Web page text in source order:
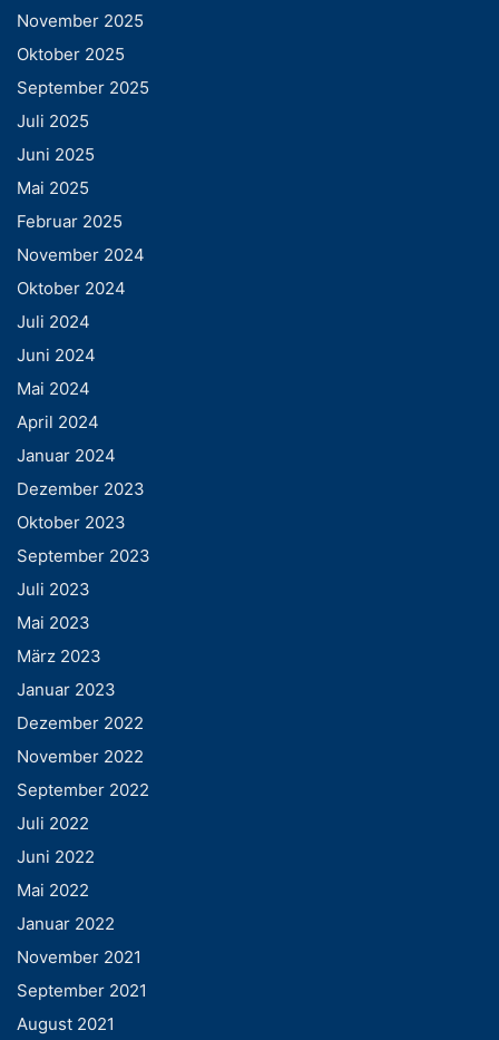
November 2025
Oktober 2025
September 2025
Juli 2025
Juni 2025
Mai 2025
Februar 2025
November 2024
Oktober 2024
Juli 2024
Juni 2024
Mai 2024
April 2024
Januar 2024
Dezember 2023
Oktober 2023
September 2023
Juli 2023
Mai 2023
März 2023
Januar 2023
Dezember 2022
November 2022
September 2022
Juli 2022
Juni 2022
Mai 2022
Januar 2022
November 2021
September 2021
August 2021